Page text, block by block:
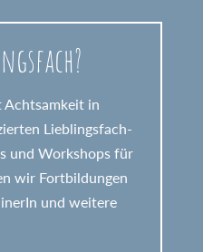
Achtsamkeit in
Lieblingsfach-
und Workshops für
wir Fortbildungen
und weitere